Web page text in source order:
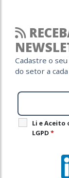
Cadastre o
do setor a
Li e Aceito
LGPD *